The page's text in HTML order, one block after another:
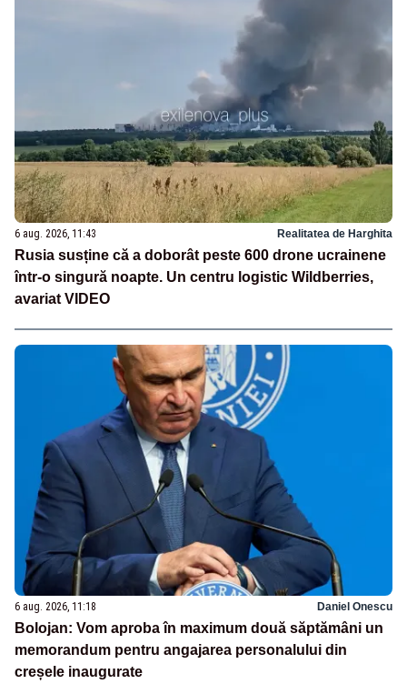
6 aug. 2026, 11:43 Realitatea de Harghita
Rusia susține că a doborât peste 600 drone ucrainene
într-o singură noapte. Un centru logistic Wildberries,
avariat VIDEO
6 aug. 2026, 11:18 Daniel Onescu
Bolojan: Vom aproba în maximum două săptămâni un
memorandum pentru angajarea personalului din
creșele inaugurate